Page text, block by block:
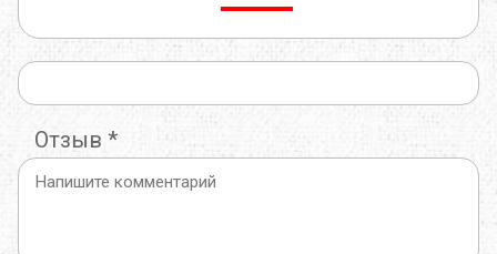
Отзыв *